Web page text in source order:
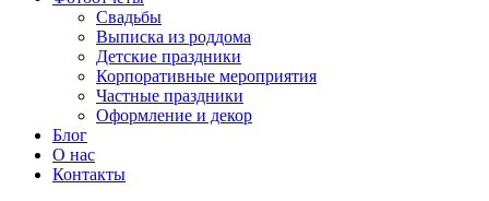
Cвадьбы
Выписка из роддома
Детские праздники
Корпоративные мероприятия
Частные праздники
Оформление и декор
Блог
О нас
Контакты